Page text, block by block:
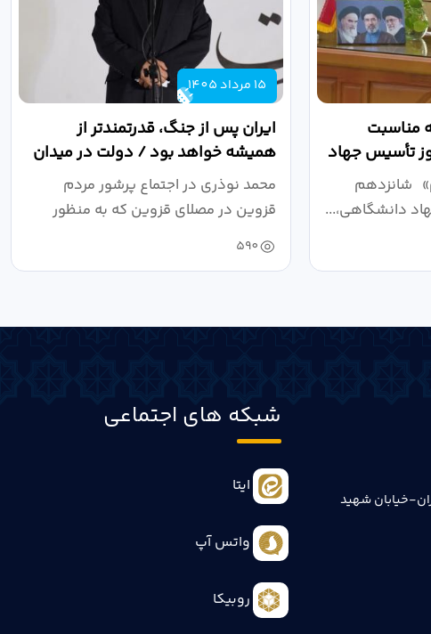
مناسبت
تأسیس جهاد
شانزدهم
دانشگاهی،...
15 مرداد 1405
ایران پس از جنگ، قدرتمندتر از
همیشه خواهد بود / دولت در میدان
نبرد اقتصادی،...
محمد نوذری در اجتماع پرشور مردم
قزوین در مصلای قزوین که به منظور
خون‌خواهی...
590
خیابان شهید
شبکه های اجتماعی
ایتا
واتس آپ
روبیکا